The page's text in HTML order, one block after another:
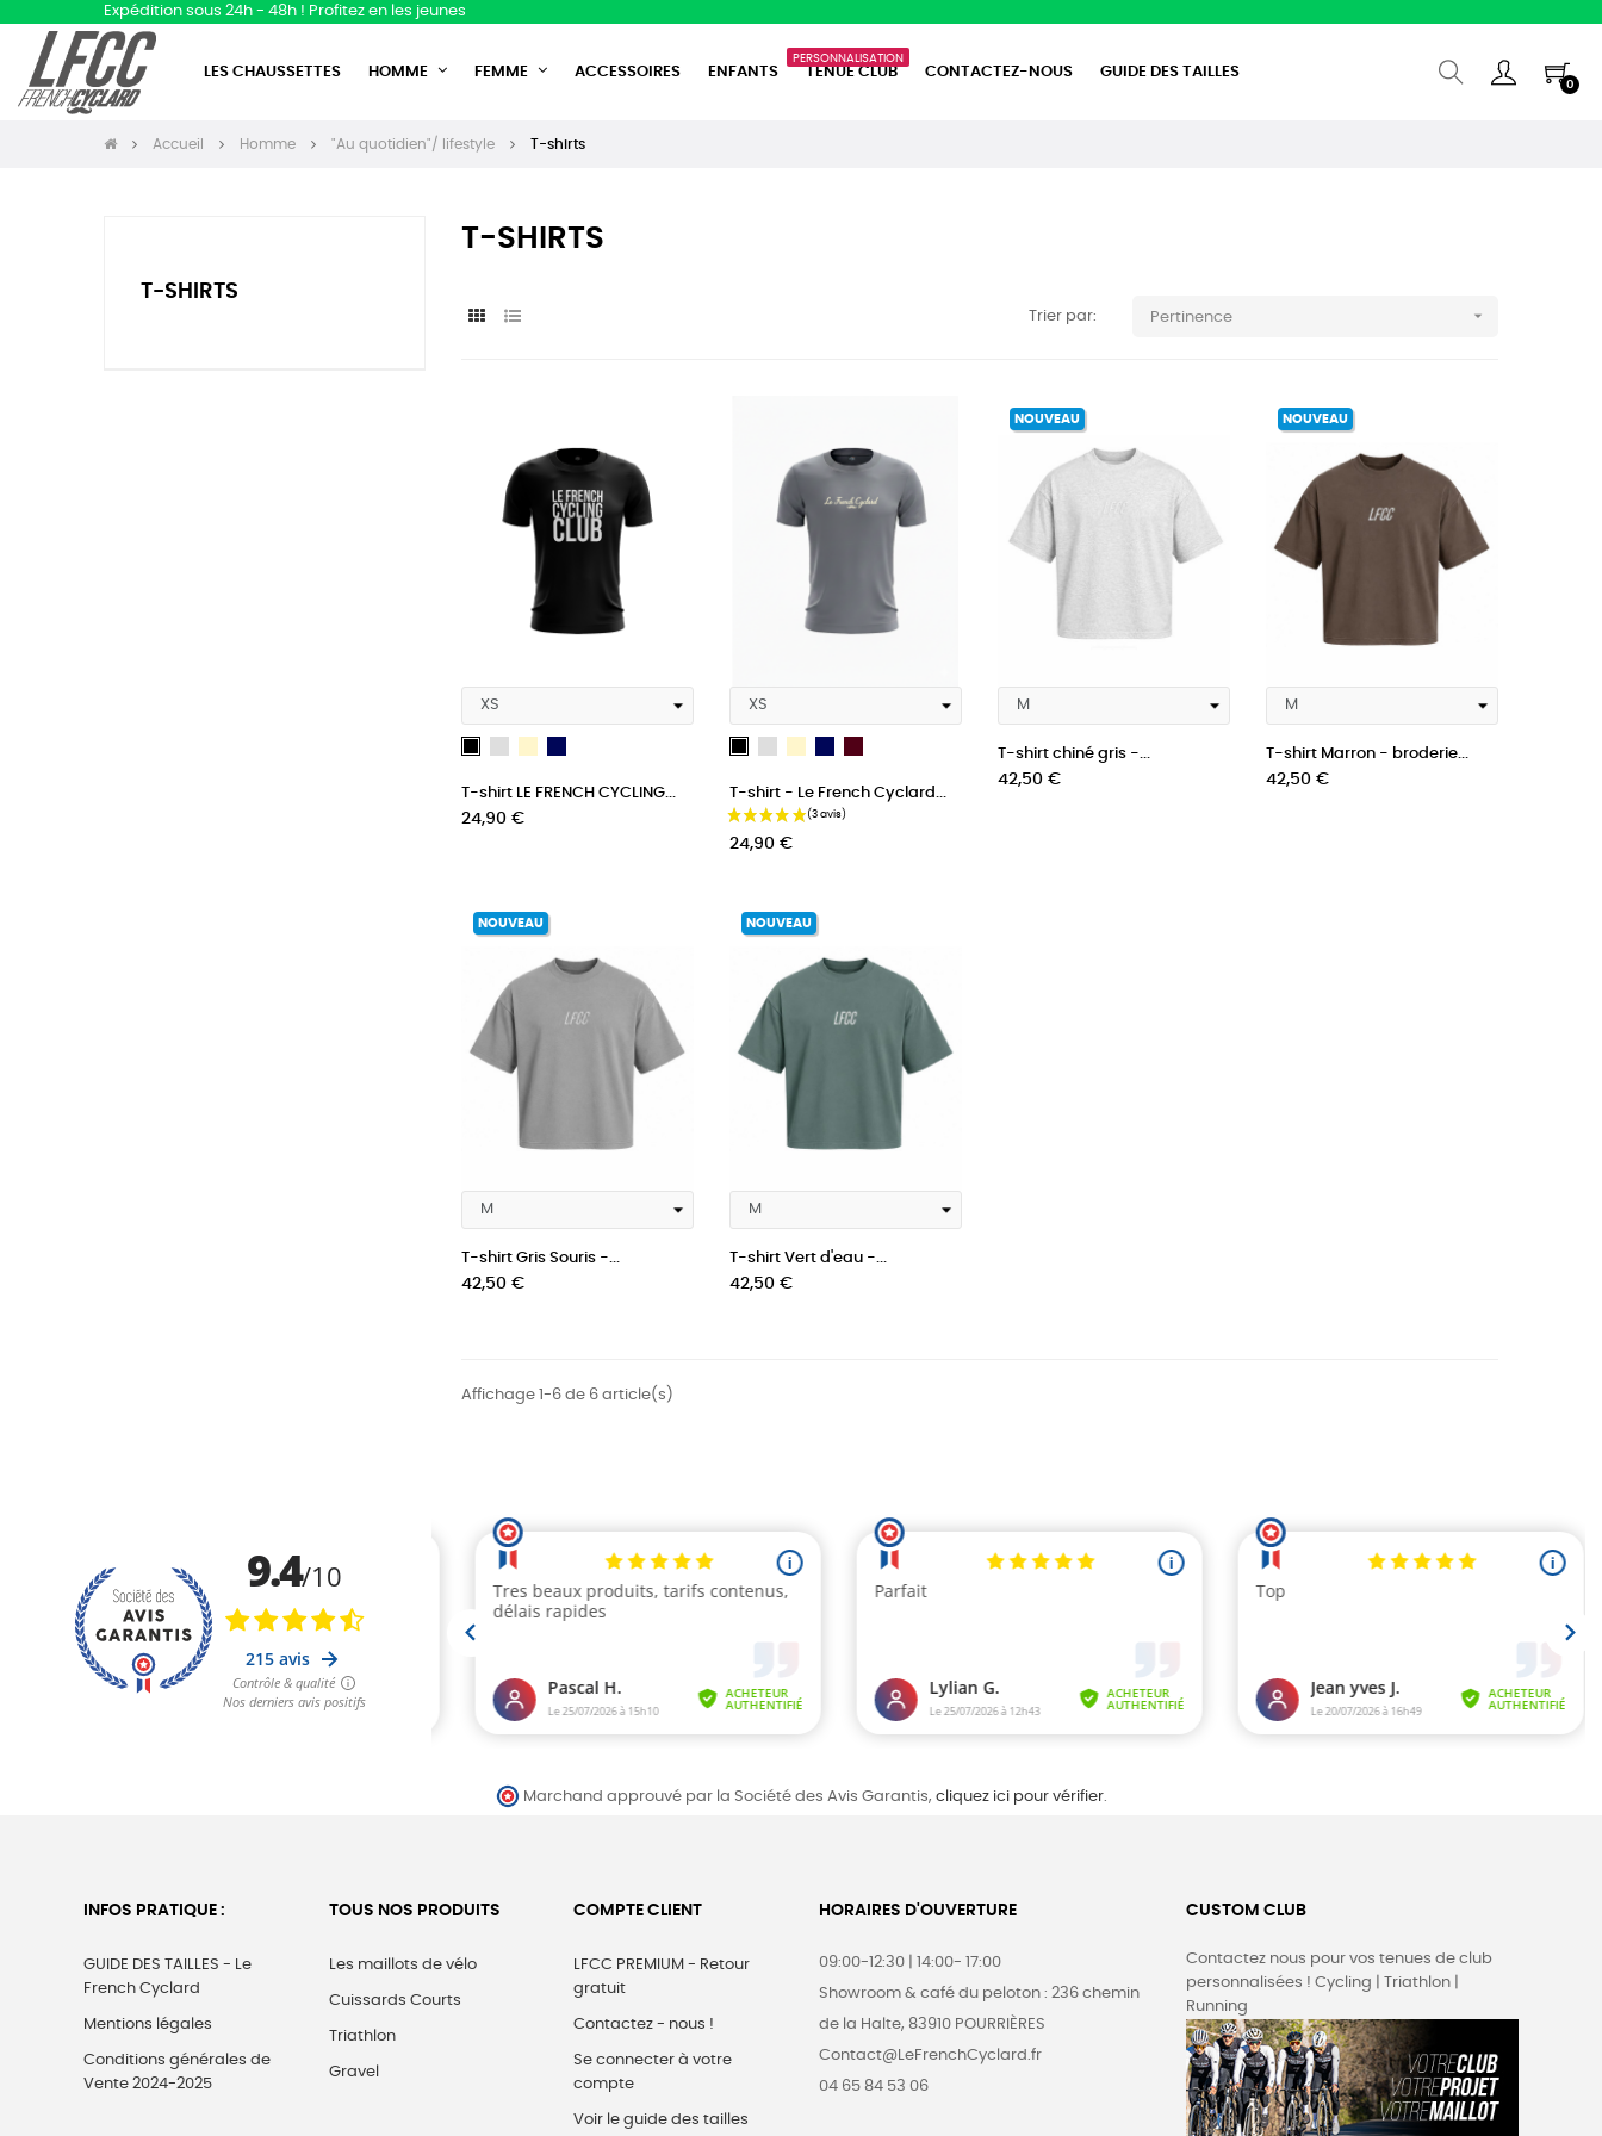
Expédition sous 24h - 48h ! Profitez en les jeunes
LES CHAUSSETTES HOMME FEMME ACCESSOIRES ENFANTS TENUE CLUB
PERSONNALISATION
CONTACTEZ-NOUS GUIDE DES TAILLES
0
Accueil Homme "Au quotidien"/ lifestyle T-shirts
T-SHIRTS
T-SHIRTS
Trier par: Pertinence 
Blue
T-shirt LE FRENCH CYCLING...
Prix
24,90 €
Blue
T-shirt - Le French Cyclard...
Prix
24,90 €
NOUVEAU
T-shirt chiné gris -...
Prix
42,50 €
NOUVEAU
T-shirt Marron - broderie...
Prix
42,50 €
NOUVEAU
T-shirt Gris Souris -...
Prix
42,50 €
NOUVEAU
T-shirt Vert d'eau -...
Prix
42,50 €
Affichage 1-6 de 6 article(s)
Marchand approuvé par la Société des Avis Garantis, cliquez ici pour vérifier.
INFOS PRATIQUE :
GUIDE DES TAILLES - Le
French Cyclard
Mentions légales
Conditions générales de
Vente 2024-2025
TOUS NOS PRODUITS
Les maillots de vélo
Cuissards Courts
Triathlon
Gravel
COMPTE CLIENT
LFCC PREMIUM - Retour
gratuit
Contactez - nous !
Se connecter à votre
compte
Voir le guide des tailles
HORAIRES D'OUVERTURE
09:00-12:30 | 14:00- 17:00
Showroom & café du peloton : 236 chemin
de la Halte, 83910 POURRIÈRES
Contact@LeFrenchCyclard.fr
04 65 84 53 06
CUSTOM CLUB
Contactez nous pour vos tenues de club
personnalisées ! Cycling | Triathlon |
Running